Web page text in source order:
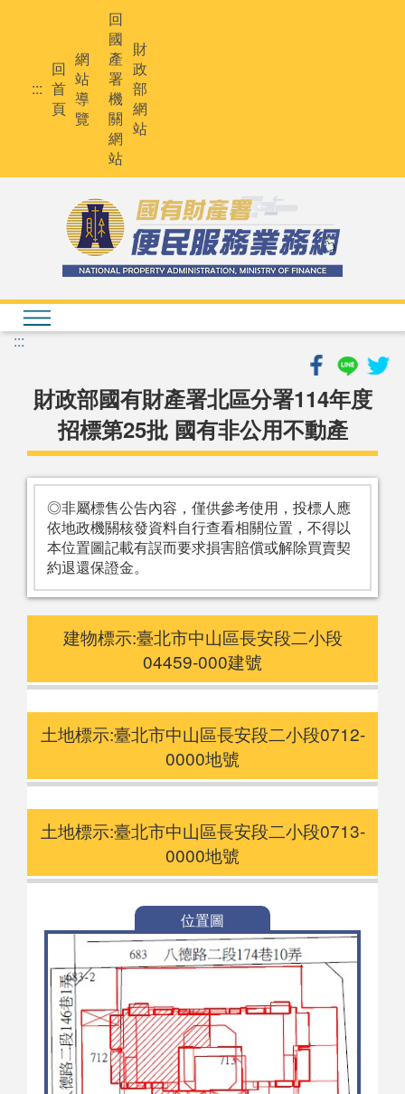
:::
回
首
頁
網
站
導
覽
回
國
產
署
機
關
網
站
財
政
部
網
站
:::
財政部國有財產署北區分署114年度
招標第25批 國有非公用不動產
◎非屬標售公告內容，僅供參考使用，投標人應
依地政機關核發資料自行查看相關位置，不得以
本位置圖記載有誤而要求損害賠償或解除買賣契
約退還保證金。
建物標示:臺北市中山區長安段二小段
04459-000建號
土地標示:臺北市中山區長安段二小段0712-
0000地號
土地標示:臺北市中山區長安段二小段0713-
0000地號
位置圖